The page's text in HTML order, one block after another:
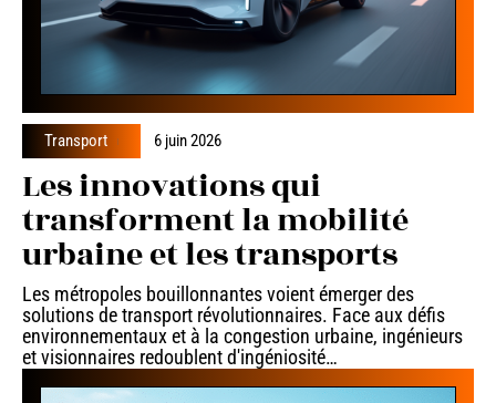
Transport 6 juin 2026
Les innovations qui
transforment la mobilité
urbaine et les transports
Les métropoles bouillonnantes voient émerger des
solutions de transport révolutionnaires. Face aux défis
environnementaux et à la congestion urbaine, ingénieurs
et visionnaires redoublent d'ingéniosité…